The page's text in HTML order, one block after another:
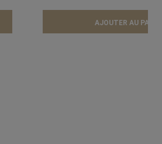
AJOUTER AU